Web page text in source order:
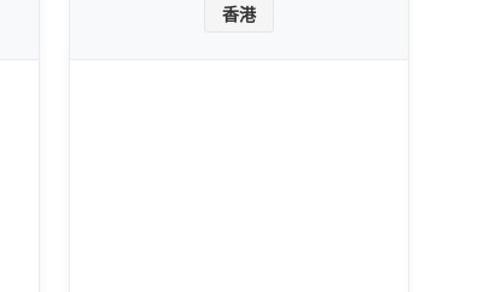
香港